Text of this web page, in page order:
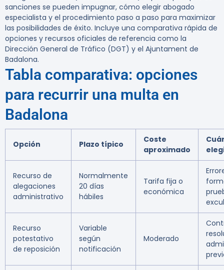
sanciones se pueden impugnar, cómo elegir abogado
especialista y el procedimiento paso a paso para maximizar
las posibilidades de éxito. Incluye una comparativa rápida de
opciones y recursos oficiales de referencia como la
Dirección General de Tráfico (DGT) y el Ajuntament de
Badalona.
Tabla comparativa: opciones
para recurrir una multa en
Badalona
Opción Plazo típico
Coste
aproximado
Recurso de
alegaciones
administrativo
Normalmente
20 días
hábiles
Tarifa fija o
económica
Recurso
potestativo
de reposición
Variable
según
notificación
Moderado